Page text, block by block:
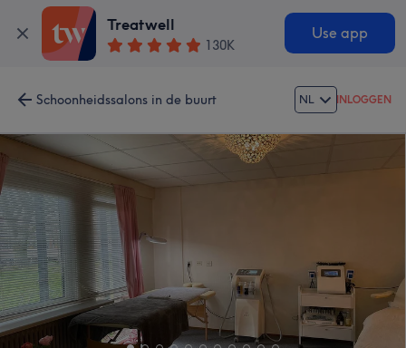
Treatwell
130K
Use app
Schoonheidssalons in de buurt NL INLOGGEN